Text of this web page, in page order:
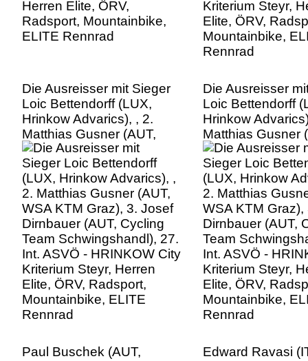
Die Ausreisser mit Sieger
Loic Bettendorff (LUX,
Hrinkow Advarics), , 2.
Matthias Gusner (AUT,
WSA KTM Graz), 3. Josef
Dirnbauer (AUT, Cycling
Team Schwingshandl), 27.
Int. ASVÖ - HRINKOW City
Kriterium Steyr, Herren
Elite, ÖRV, Radsport,
Mountainbike, ELITE
Rennrad
Die Ausreisser
Loic Bettendorff
Hrinkow
Matthias Gusner
WSA KTM Graz),
Dirnbauer (AUT,
Team
Int. ASVÖ -
Kriterium Steyr,
Elite, ÖRV,
Mountainbike,
Rennrad
Paul Buschek (AUT,
Edward Ravasi